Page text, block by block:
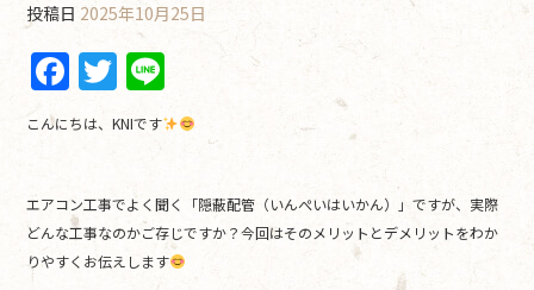
投稿日 2025年10月25日
F
a
c
e
b
o
T
w
itt
er
n
e
こんにちは、KNIです
エアコン工事でよく聞く「隠蔽配管（いんぺいはいかん）」ですが、実際
どんな工事なのかご存じですか？今回はそのメリットとデメリットをわか
りやすくお伝えします